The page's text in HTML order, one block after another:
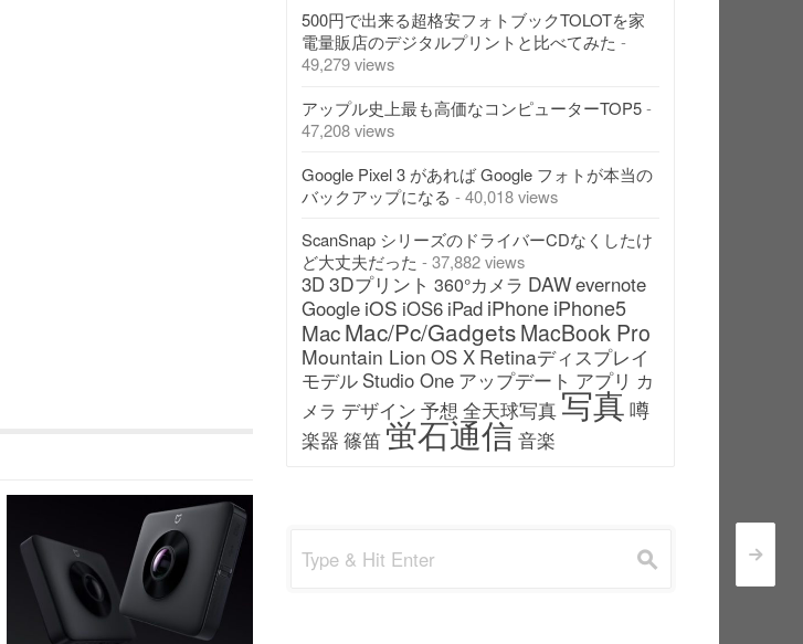
>
500円で出来る超格安フォトブックTOLOTを家
電量販店のデジタルプリントと比べてみた -
49,279 views
アップル史上最も高価なコンピューターTOP5-
47,208 views
Google Pixel 3 があれば Google フォトが本当の
バックアップになる - 40,018 views
ScanSnap シリーズのドライバーCDなくしたけ
ど大丈夫だった - 37,882 views
3D3Dプリント 360°カメラ DAWevernote
Google iOS iOS6 iPad iPhoneiPhone5
MacMac/Pc/GadgetsMacBook Pro
Mountain Lion OS X Retinaディスプレイ
モデル Studio One アップデート アプリ カ
メラ デザイン 予想 全天球写真写真噂
楽器 篠笛 蛍石通信音楽
s